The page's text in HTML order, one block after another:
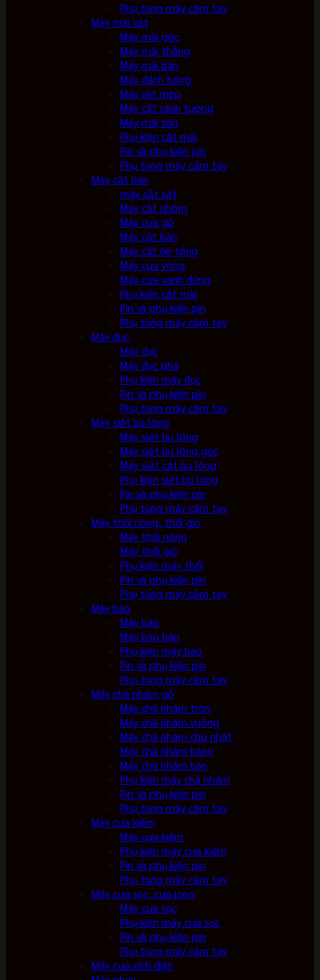
Phụ tùng máy cầm tay
Máy mài cắt
Máy mài góc
Máy mài thẳng
Máy mài bàn
Máy đánh bóng
Máy vát mép
Máy cắt rãnh tường
Máy mài sàn
Phụ kiện cắt mài
Pin và phụ kiện pin
Phụ tùng máy cầm tay
Máy cắt bàn
máy cắt sắt
Máy cắt nhôm
Máy cưa gỗ
Máy cắt bàn
Máy cắt bê tông
Máy cưa vòng
Máy cưa vanh đứng
Phụ kiện cắt mài
Pin và phụ kiện pin
Phụ tùng máy cầm tay
Máy đục
Máy đục
Máy đục phá
Phụ kiện máy đục
Pin và phụ kiện pin
Phụ tùng máy cầm tay
Máy siết bu lông
Máy siết bu lông
Máy siết bu lông góc
Máy siết cắt bu lông
Phụ kiện siết bu lông
Pin và phụ kiện pin
Phụ tùng máy cầm tay
Máy thổi nóng, thổi gió
Máy thổi nóng
Máy thổi gió
Phụ kiện máy thổi
Pin và phụ kiện pin
Phụ tùng máy cầm tay
Máy bào
Máy bào
Máy bào bàn
Phụ kiện máy bào
Pin và phụ kiện pin
Phụ tùng máy cầm tay
Máy chà nhám gỗ
Máy chà nhám tròn
Máy chà nhám vuông
Máy chà nhám chữ nhật
Máy chà nhám băng
Máy chà nhám bàn
Phụ kiện máy chà nhám
Pin và phụ kiện pin
Phụ tùng máy cầm tay
Máy cưa kiếm
Máy cưa kiếm
Phụ kiện máy cưa kiếm
Pin và phụ kiện pin
Phụ tùng máy cầm tay
Máy cưa sọc, cưa lọng
Máy cưa sọc
Phụ kiện máy cưa sọc
Pin và phụ kiện pin
Phụ tùng máy cầm tay
Máy cưa xích điện